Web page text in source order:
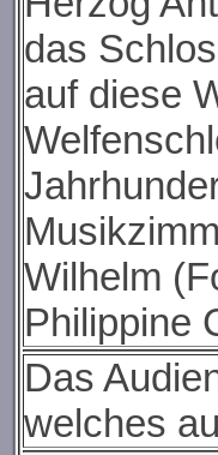
das
auf diese
Wilhelm
Philippine
Das
welches